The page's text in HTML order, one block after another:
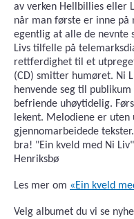
av verken Hellbillies eller
når man første er inne på
egentlig at alle de nevnte
Livs tilfelle på
rettferdighet til et
(CD) smitter humøret. Ni
henvende seg til
befriende uhøytidelig.
lekent. Melodiene er
gjennomarbeidede
bra! "Ein kveld med Ni
Henriksbø
Les mer om «Ein kveld
Velg albumet du vi se